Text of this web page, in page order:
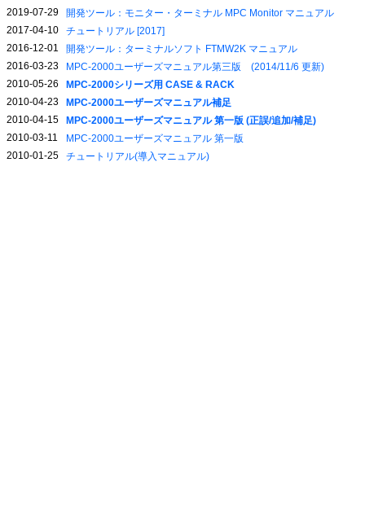
2019-07-29
開発ツール：モニター・ターミナル MPC Monitor マニュアル
2017-04-10
チュートリアル [2017]
2016-12-01
開発ツール：ターミナルソフト FTMW2K マニュアル
2016-03-23
MPC-2000ユーザーズマニュアル第三版 (2014/11/6 更新)
2010-05-26
MPC-2000シリーズ用 CASE & RACK
2010-04-23
MPC-2000ユーザーズマニュアル補足
2010-04-15
MPC-2000ユーザーズマニュアル 第一版 (正誤/追加/補足)
2010-03-11
MPC-2000ユーザーズマニュアル 第一版
2010-01-25
チュートリアル(導入マニュアル)